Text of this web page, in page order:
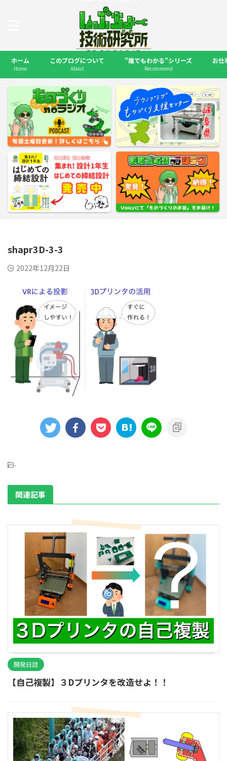
ホーム
Home
このブログについて
About
"誰でもわかる"シリーズ
Recommend
お仕
shapr3D-3-3
2022年12月22日
-
関連記事
開発日誌
【自己複製】３Dプリンタを改造せよ！！